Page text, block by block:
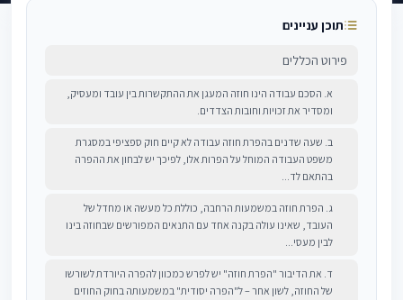
תוכן עניינים
פירוט הכללים
א. הסכם עבודה הינו חוזה המעגן את ההתקשרות בין עובד ומעסיק,
ומסדיר את זכויות וחובות הצדדים.
ב. שעה שדנים בהפרת חוזה עבודה לא קיים חוק ספציפי במסגרת
משפט העבודה המוחל על הפרות אלו, לפיכך יש לבחון את ההפרה
בהתאם לד...
ג. הפרת חוזה במשמעות הרחבה, כוללת כל מעשה או מחדל של
העובד, שאינו עולה בקנה אחד עם התנאים המפורשים שבחוזה בינו
לבין מעסי...
ד. את הדיבור "הפרת חוזה" יש לפרש כמכוון להפרה היורדת לשורשו
של החוזה, לשון אחר – ל"הפרה יסודית" במשמעותה בחוק החוזים